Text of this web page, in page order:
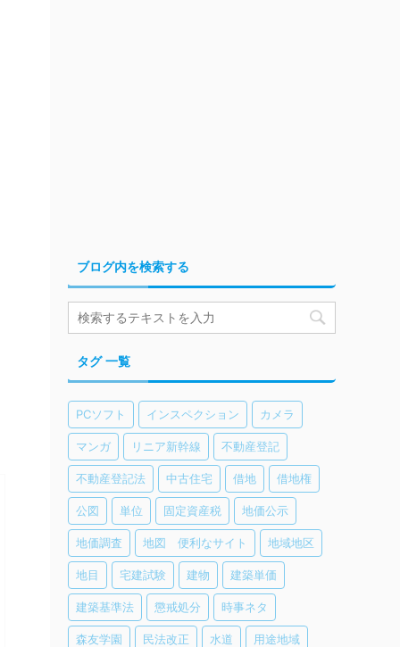
ブログ内を検索する
タグ 一覧
PCソフト インスペクション カメラ
マンガ リニア新幹線 不動産登記
不動産登記法 中古住宅 借地 借地権
公図 単位 固定資産税 地価公示
地価調査 地図 便利なサイト 地域地区
地目 宅建試験 建物 建築単価
建築基準法 懲戒処分 時事ネタ
森友学園 民法改正 水道 用途地域